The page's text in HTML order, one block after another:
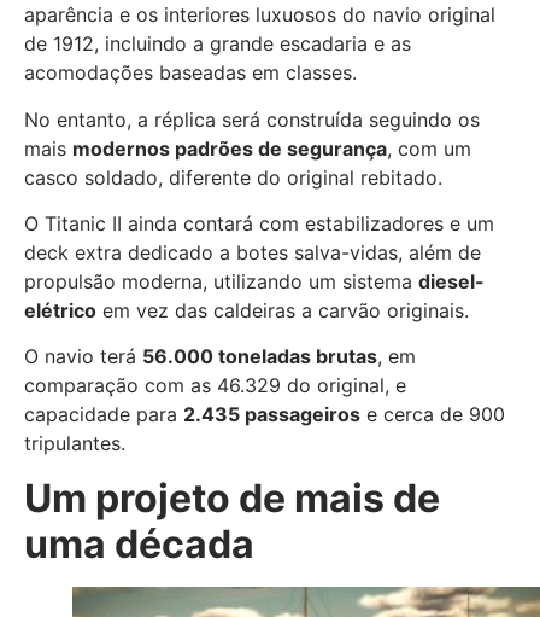
aparência e os interiores luxuosos do navio original
de 1912, incluindo a grande escadaria e as
acomodações baseadas em classes.
No entanto, a réplica será construída seguindo os
mais modernos padrões de segurança, com um
casco soldado, diferente do original rebitado.
O Titanic II ainda contará com estabilizadores e um
deck extra dedicado a botes salva-vidas, além de
propulsão moderna, utilizando um sistema diesel-
elétrico em vez das caldeiras a carvão originais.
O navio terá 56.000 toneladas brutas, em
comparação com as 46.329 do original, e
capacidade para 2.435 passageiros e cerca de 900
tripulantes.
Um projeto de mais de
uma década